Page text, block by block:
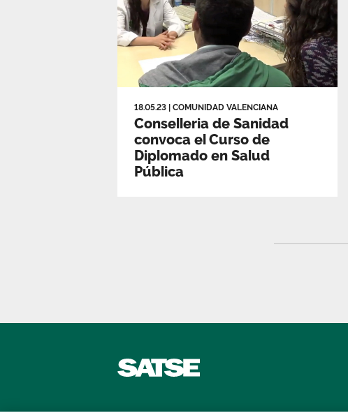
18.05.23 COMUNIDAD VALENCIANA
Conselleria de Sanidad
convoca el Curso de
Diplomado en Salud
Pública